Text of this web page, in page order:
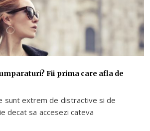
Fii prima care afla de
sunt extrem de distractive si de
decat sa accesezi cateva